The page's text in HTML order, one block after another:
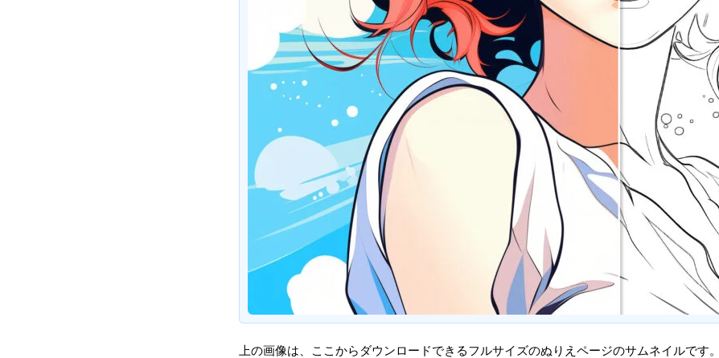
上の画像は、ここからダウンロードできるフルサイズのぬりえページのサムネイルです。